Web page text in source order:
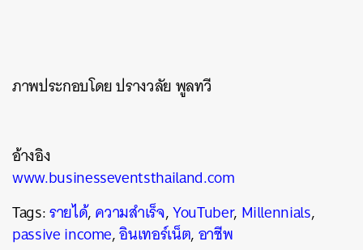
ภาพประกอบโดย ปรางวลัย พูลทวี
อ้างอิง
www.businesseventsthailand.com
Tags:รายได้,ความสำเร็จ,YouTuber, Millennials,
passive income,อินเทอร์เน็ต,อาชีพ